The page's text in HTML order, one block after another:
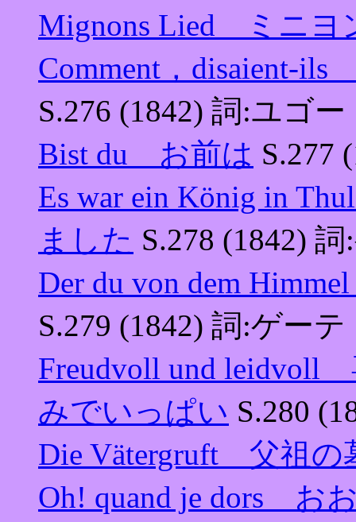
Mignons Lied ミニヨ
Comment，disaient-
S.276 (1842) 詞:ユゴー
Bist du お前は S.277
Es war ein König in
ました S.278 (1842)
Der du von dem
S.279 (1842) 詞:ゲーテ
Freudvoll und
みでいっぱい S.280
Die Vätergruft 父祖の
Oh! quand je dors お